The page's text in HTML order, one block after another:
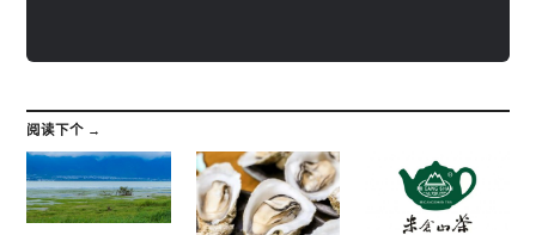
阅读下个 →